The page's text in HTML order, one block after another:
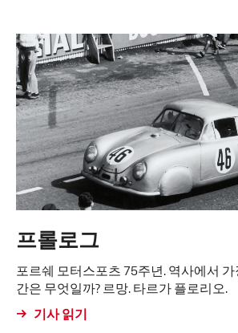
프롤로그
포르쉐 모터스포츠 75주년. 역사에서
간은 무엇일까? 르망. 타르가 플로리오.
기사 읽기